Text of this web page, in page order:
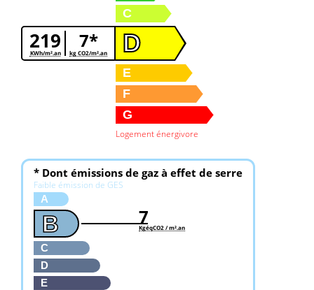
219
KWh/m².an
7*
kg CO2/m².an
C
D
E
F
G
Logement énergivore
* Dont émissions de gaz à effet de serre
Faible émission de GES
A
B
C
D
E
7
KgéqCO2 / m².an